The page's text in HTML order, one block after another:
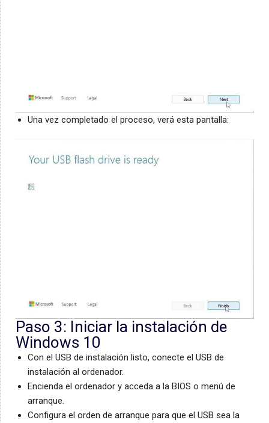
Una vez completado el proceso, verá esta pantalla:
Paso 3: Iniciar la instalación de
Windows 10
Con el USB de instalación listo, conecte el USB de
instalación al ordenador.
Encienda el ordenador y acceda a la BIOS o menú de
arranque.
Configura el orden de arranque para que el USB sea la